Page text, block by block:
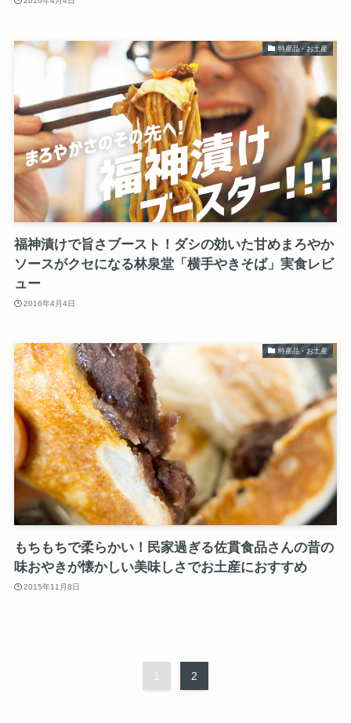
特産品・お土産
福神漬けで旨さブースト！ダシの効いた甘めまろやか
ソースがクセになる林泉堂「横手やきそば」実食レビ
ュー
2016年4月4日
特産品・お土産
もちもちで柔らかい！民家過ぎる佐貫食品さんの昔の
味おやきが懐かしい美味しさでお土産におすすめ
2015年11月8日
1 2